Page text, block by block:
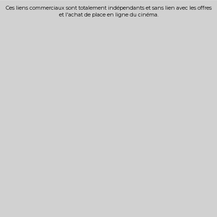
Ces liens commerciaux sont totalement indépendants et sans lien avec les offres
et l'achat de place en ligne du cinéma.